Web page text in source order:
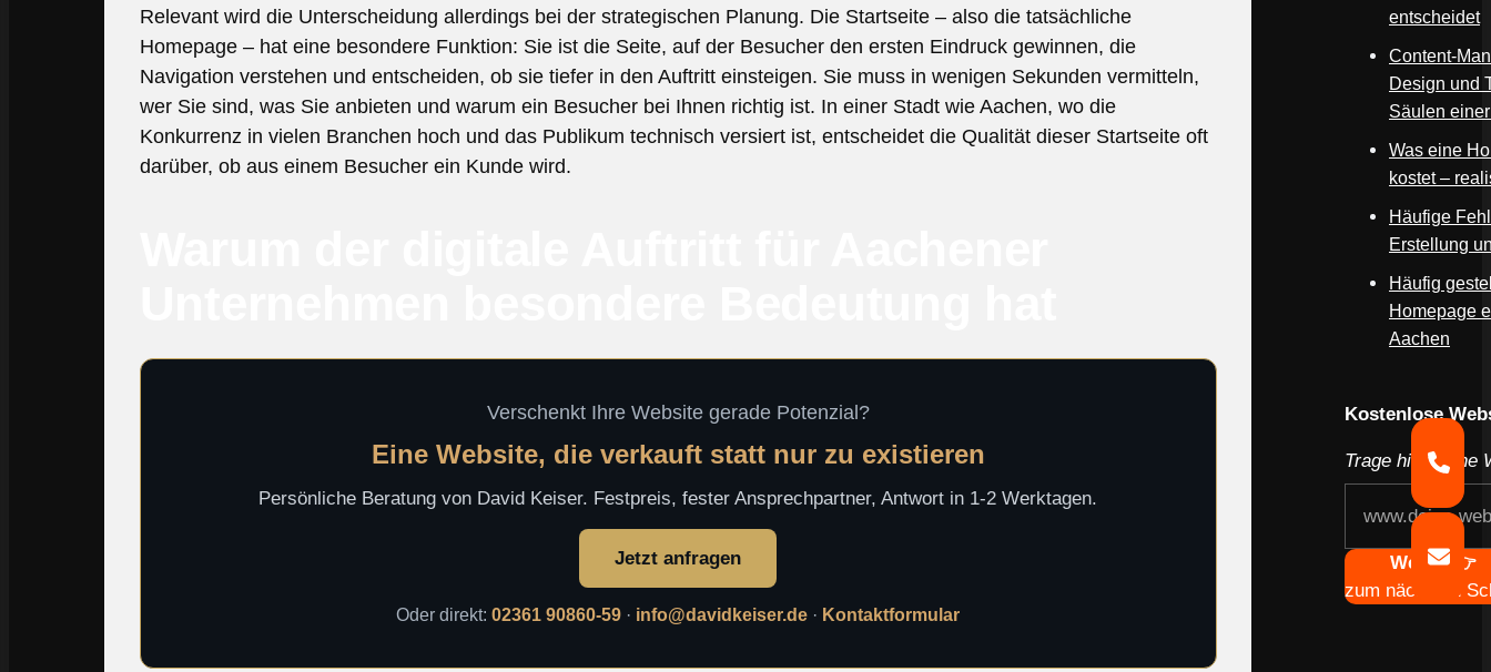
Relevant wird die Unterscheidung allerdings bei der strategischen Planung. Die Startseite – also die tatsächliche
Homepage – hat eine besondere Funktion: Sie ist die Seite, auf der Besucher den ersten Eindruck gewinnen, die
Navigation verstehen und entscheiden, ob sie tiefer in den Auftritt einsteigen. Sie muss in wenigen Sekunden vermitteln,
wer Sie sind, was Sie anbieten und warum ein Besucher bei Ihnen richtig ist. In einer Stadt wie Aachen, wo die
Konkurrenz in vielen Branchen hoch und das Publikum technisch versiert ist, entscheidet die Qualität dieser Startseite oft
darüber, ob aus einem Besucher ein Kunde wird.
Verschenkt Ihre Website gerade Potenzial?
Eine Website, die verkauft statt nur zu existieren
Persönliche Beratung von David Keiser. Festpreis, fester Ansprechpartner, Antwort in 1-2 Werktagen.
Jetzt anfragen
Oder direkt:02361 90860-59 · info@davidkeiser.de · Kontaktformular
entscheidet
Content-
Design und
Säulen
Was eine
kostet –
Häufige
Erstellung
Häufig
Homepage
Aachen
Kostenlose
Trage hier deine
Weiter 👉
zum nächsten